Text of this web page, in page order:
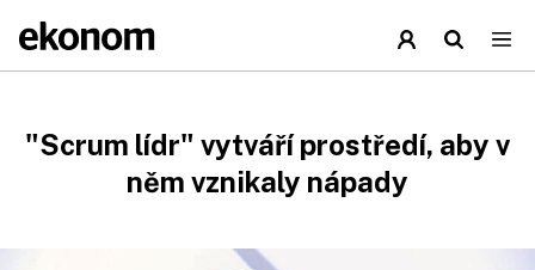
"Scrum lídr" vytváří prostředí, aby v
něm vznikaly nápady